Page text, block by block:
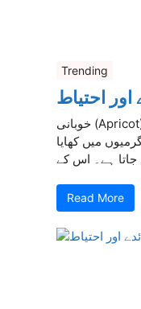
Trending
اور احتیاط
خوبانی (Apricot) ایک نہایت صحت بخش اور
میں کھایا
Read More